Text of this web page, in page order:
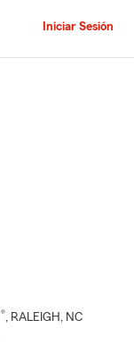
Iniciar Sesión
®, RALEIGH , NC